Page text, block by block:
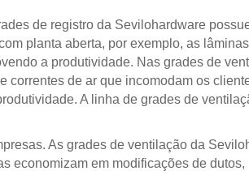
de registro da Sevilohardware
planta aberta, por exemplo, as
a produtividade. Nas grades de
correntes de ar que incomodam os
A linha de grades de
As grades de ventilação da
economizam em modificações de